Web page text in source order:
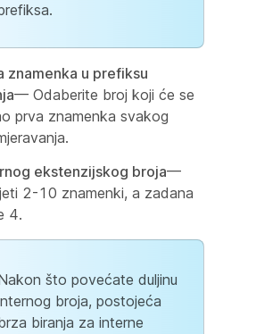
znamenka u prefiksu
— Odaberite broj koji će se
prva znamenka svakog
ekstenzijskog broja—
2-10 znamenki, a zadana
4.
što povećate duljinu
broja, postojeća
biranja za interne